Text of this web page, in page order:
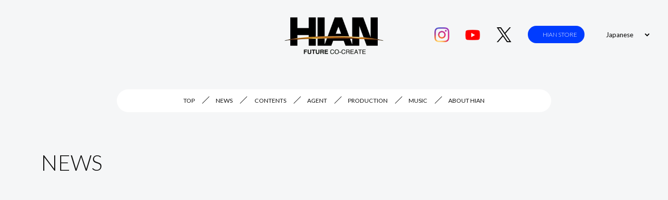
HIAN STORE
TOP NEWS CONTENTS AGENT PRODUCTION MUSIC ABOUT HIAN
NEWS